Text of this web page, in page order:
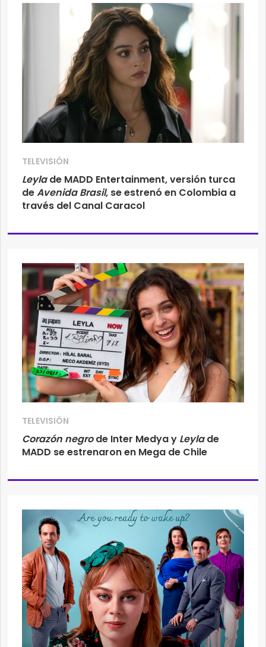
TELEVISIÓN
Leylade MADD Entertainment, versión turca
deAvenida Brasil, se estrenó en Colombia a
través del Canal Caracol
TELEVISIÓN
Corazón negrode Inter Medya y Leylade
MADD se estrenaron en Mega de Chile